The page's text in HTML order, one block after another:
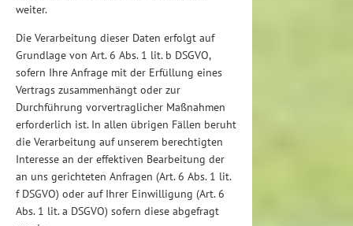
weiter.
Die Verarbeitung dieser Daten erfolgt auf
Grundlage von Art. 6 Abs. 1 lit. b DSGVO,
sofern Ihre Anfrage mit der Erfüllung eines
Vertrags zusammenhängt oder zur
Durchführung vorvertraglicher Maßnahmen
erforderlich ist. In allen übrigen Fällen beruht
die Verarbeitung auf unserem berechtigten
Interesse an der effektiven Bearbeitung der
an uns gerichteten Anfragen (Art. 6 Abs. 1 lit.
f DSGVO) oder auf Ihrer Einwilligung (Art. 6
Abs. 1 lit. a DSGVO) sofern diese abgefragt